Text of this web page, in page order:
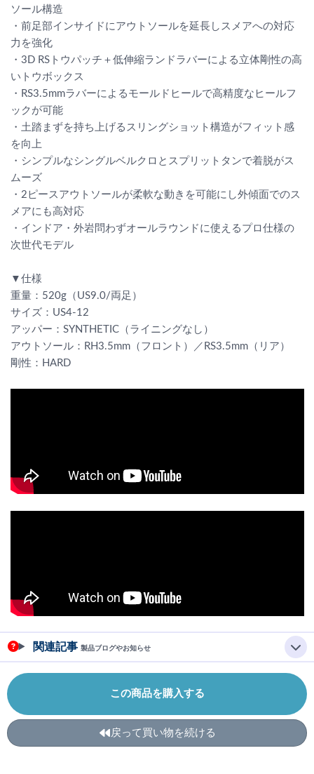
ソール構造
・前足部インサイドにアウトソールを延長しスメアへの対応
力を強化
・3D RSトウパッチ＋低伸縮ランドラバーによる立体剛性の高
いトウボックス
・RS3.5mmラバーによるモールドヒールで高精度なヒールフ
ックが可能
・土踏まずを持ち上げるスリングショット構造がフィット感
を向上
・シンプルなシングルベルクロとスプリットタンで着脱がス
ムーズ
・2ピースアウトソールが柔軟な動きを可能にし外傾面でのス
メアにも高対応
・インドア・外岩問わずオールラウンドに使えるプロ仕様の
次世代モデル
▼仕様
重量：520g（US9.0/両足）
サイズ：US4-12
アッパー：SYNTHETIC（ライニングなし）
アウトソール：RH3.5mm（フロント）／RS3.5mm（リア）
剛性：HARD
関連記事 製品ブログやお知らせ
この商品を購入する
戻って買い物を続ける